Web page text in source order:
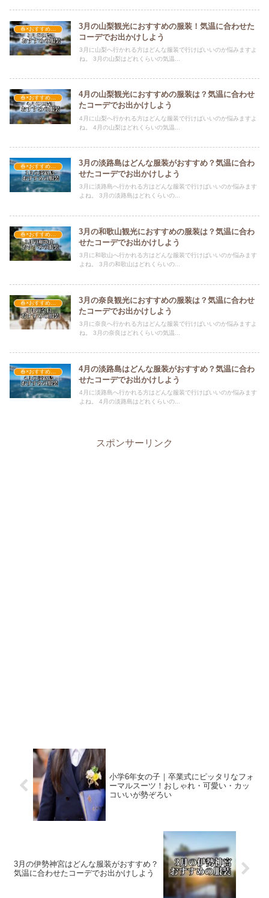
3月の山梨観光におすすめの服装！気温に合わせた
コーデでお出かけしよう
3月に山梨へ行かれる方はどんな服装で行けばいいのか悩みますよ
ね。 3月の山梨はどれくらいの気温...
4月の山梨観光におすすめの服装は？気温に合わせ
たコーデでお出かけしよう
4月に山梨へ行かれる方はどんな服装で行けばいいのか悩みますよ
ね。 4月の山梨はどれくらいの気温...
3月の淡路島はどんな服装がおすすめ？気温に合わ
せたコーデでお出かけしよう
3月に淡路島へ行かれる方はどんな服装で行けばいいのか悩みます
よね。 3月の淡路島はどれくらいの...
春×おすすめの服装
3月の和歌山観光におすすめの服装は？気温に合わ
せたコーデでお出かけしよう
3月に和歌山へ行かれる方はどんな服装で行けばいいのか悩みます
よね。 3月の和歌山はどれくらいの...
春×おすすめの服装
3月の奈良観光におすすめの服装は？気温に合わせ
たコーデでお出かけしよう
3月に奈良へ行かれる方はどんな服装で行けばいいのか悩みますよ
ね。 3月の奈良はどれくらいの気温...
春×おすすめの服装
4月の淡路島はどんな服装がおすすめ？気温に合わ
せたコーデでお出かけしよう
4月に淡路島へ行かれる方はどんな服装で行けばいいのか悩みます
よね。 4月の淡路島はどれくらいの...
スポンサーリンク
小学6年女の子｜卒業式にピッタリなフォ
ーマルスーツ！おしゃれ・可愛い・カッ
コいいが勢ぞろい
3月の伊勢神宮はどんな服装がおすすめ？
気温に合わせたコーデでお出かけしよう